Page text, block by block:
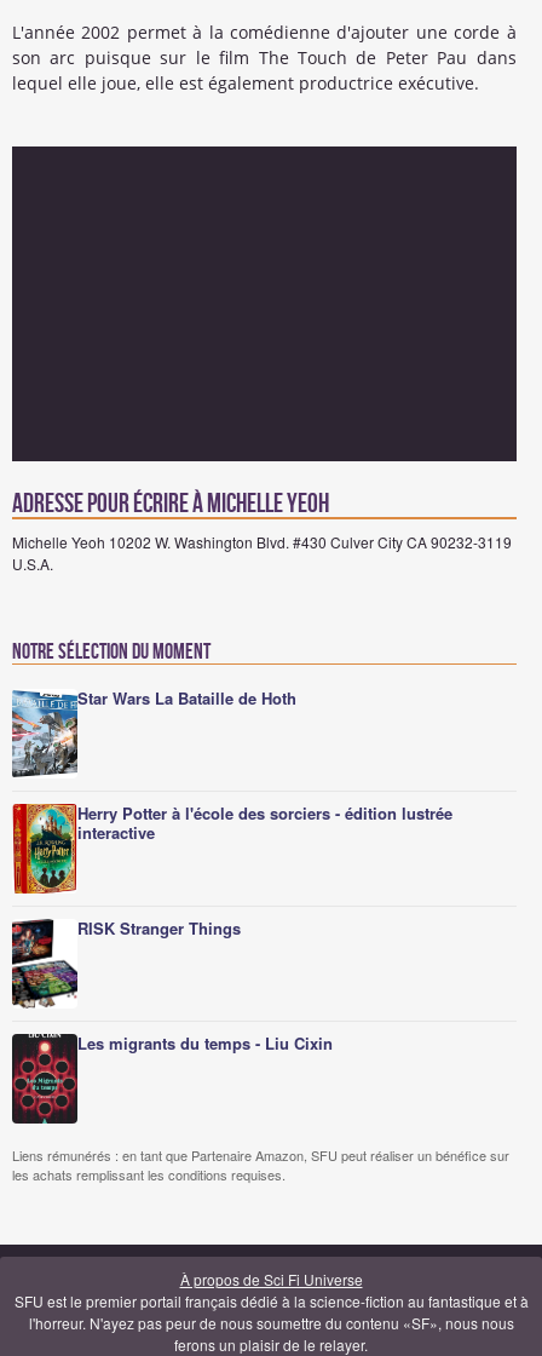
L'année 2002 permet à la comédienne d'ajouter une corde à
son arc puisque sur le film The Touch de Peter Pau dans
lequel elle joue, elle est également productrice exécutive.
Adresse pour écrire à Michelle Yeoh
Michelle Yeoh 10202 W. Washington Blvd. #430 Culver City CA 90232-3119
U.S.A.
Notre sélection du moment
Star Wars La Bataille de Hoth
Herry Potter à l'école des sorciers - édition lustrée
interactive
RISK Stranger Things
Les migrants du temps - Liu Cixin
Liens rémunérés : en tant que Partenaire Amazon, SFU peut réaliser un bénéfice sur
les achats remplissant les conditions requises.
À propos de Sci Fi Universe
SFU est le premier portail français dédié à la science-fiction au fantastique et à
l'horreur. N'ayez pas peur de nous soumettre du contenu «SF», nous nous
ferons un plaisir de le relayer.